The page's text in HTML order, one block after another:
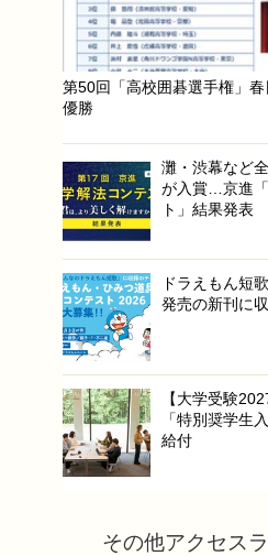
第50回「高校囲碁選手権」春
優勝
灘・渋幕など
が入賞…京進
ト」結果発表
ドラえもん短
発売の新刊に
【大学受験
「特別奨学生
給付
その他アクセス